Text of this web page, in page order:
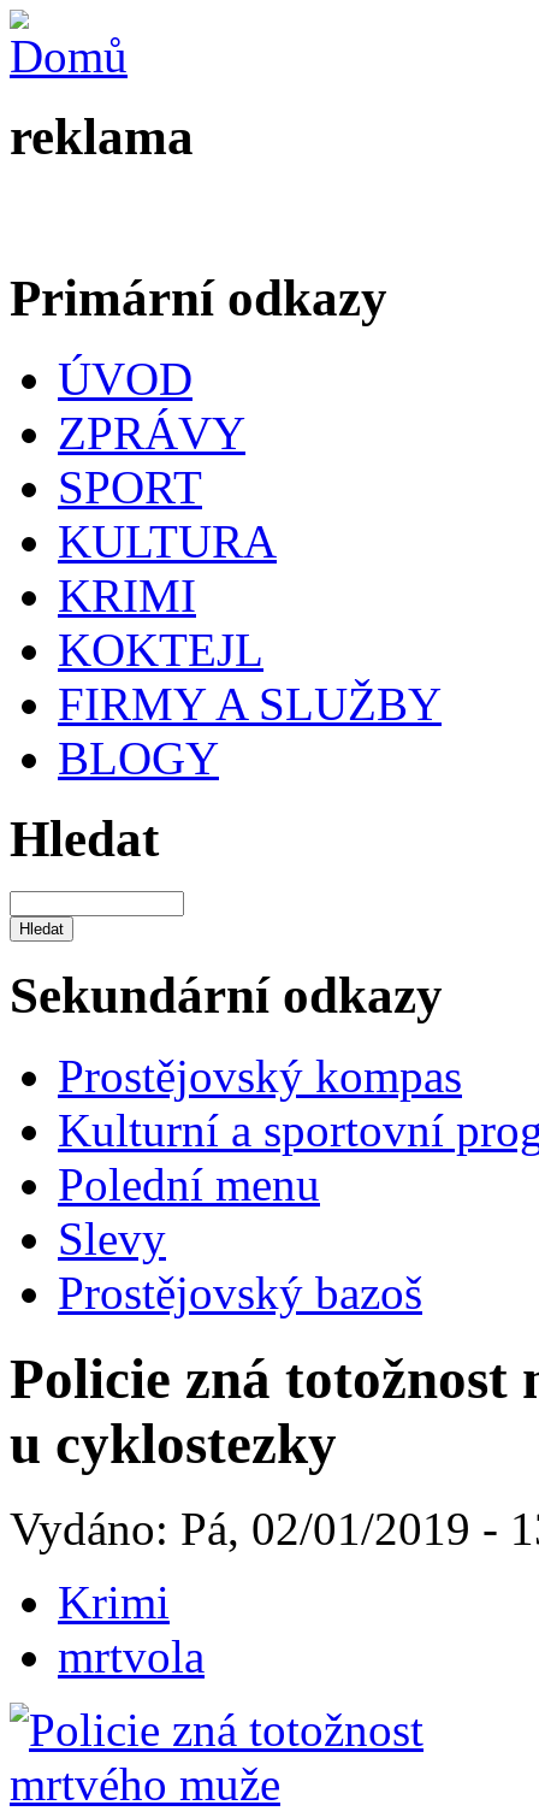
reklama
Primární odkazy
ÚVOD
ZPRÁVY
SPORT
KULTURA
KRIMI
KOKTEJL
FIRMY A SLUŽBY
BLOGY
Hledat
Sekundární odkazy
Prostějovský kompas
Kulturní a sportovní
Polední menu
Slevy
Prostějovský bazoš
Policie zná totožnost
u cyklostezky
Vydáno: Pá, 02/01/2019 -
Krimi
mrtvola